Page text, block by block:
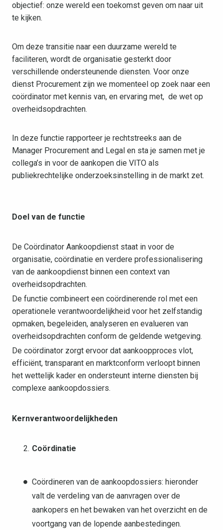
objectief: onze wereld een toekomst geven om naar uit
te kijken.
Om deze transitie naar een duurzame wereld te
faciliteren, wordt de organisatie gesterkt door
verschillende ondersteunende diensten. Voor onze
dienst Procurement zijn we momenteel op zoek naar een
coördinator met kennis van, en ervaring met, de wet op
overheidsopdrachten.
In deze functie rapporteer je rechtstreeks aan de
Manager Procurement and Legal en sta je samen met je
collega’s in voor de aankopen die VITO als
publiekrechtelijke onderzoeksinstelling in de markt zet.
Doel van de functie
De Coördinator Aankoopdienst staat in voor de
organisatie, coördinatie en verdere professionalisering
van de aankoopdienst binnen een context van
overheidsopdrachten.
De functie combineert een coördinerende rol met een
operationele verantwoordelijkheid voor het zelfstandig
opmaken, begeleiden, analyseren en evalueren van
overheidsopdrachten conform de geldende wetgeving.
De coördinator zorgt ervoor dat aankoopproces vlot,
efficiënt, transparant en marktconform verloopt binnen
het wettelijk kader en ondersteunt interne diensten bij
complexe aankoopdossiers.
Kernverantwoordelijkheden
Coördinatie
Coördineren van de aankoopdossiers: hieronder
valt de verdeling van de aanvragen over de
aankopers en het bewaken van het overzicht en de
voortgang van de lopende aanbestedingen.